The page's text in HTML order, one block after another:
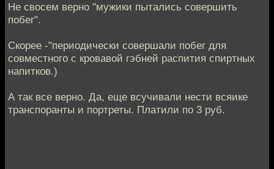
Не свосем верно "мужики пытались совершить
побег".
Скорее -"периодически совершали побег для
совместного с кровавой гэбней распития спиртных
напитков.)
А так все верно. Да, еще всучивали нести всяике
транспоранты и портреты. Платили по 3 руб.